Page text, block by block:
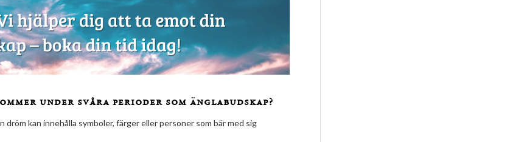
under svåra perioder som änglabudskap?
kan innehålla symboler, färger eller personer som bär med sig